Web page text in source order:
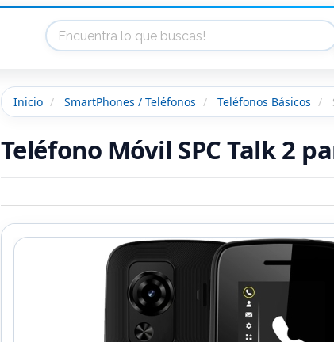
Inicio SmartPhones / Teléfonos Teléfonos Básicos
Teléfono Móvil SPC Talk 2